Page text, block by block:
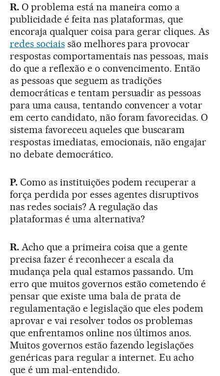
R.O problema está na maneira como a
publicidade é feita nas plataformas, que
encoraja qualquer coisa para gerar cliques. As
redes sociaissão melhores para provocar
respostas comportamentais nas pessoas, mais
do que a reflexão e o convencimento. Então
as pessoas que seguem as tradições
democráticas e tentam persuadir as pessoas
para uma causa, tentando convencer a votar
em certo candidato, não foram favorecidas. O
sistema favoreceu aqueles que buscaram
respostas imediatas, emocionais, não engajar
no debate democrático.
P.Como as instituições podem recuperar a
força perdida por esses agentes disruptivos
nas redes sociais? A regulação das
plataformas é uma alternativa?
R.Acho que a primeira coisa que a gente
precisa fazer é reconhecer a escala da
mudança pela qual estamos passando. Um
erro que muitos governos estão cometendo é
pensar que existe uma bala de prata de
regulamentação e legislação que eles podem
aprovar e vai resolver todos os problemas
que enfrentamos online nos últimos anos.
Muitos governos estão fazendo legislações
genéricas para regular a internet. Eu acho
que é um mal-entendido.